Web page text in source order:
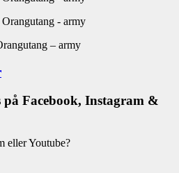
– army
Facebook, Instagram &
eller Youtube?